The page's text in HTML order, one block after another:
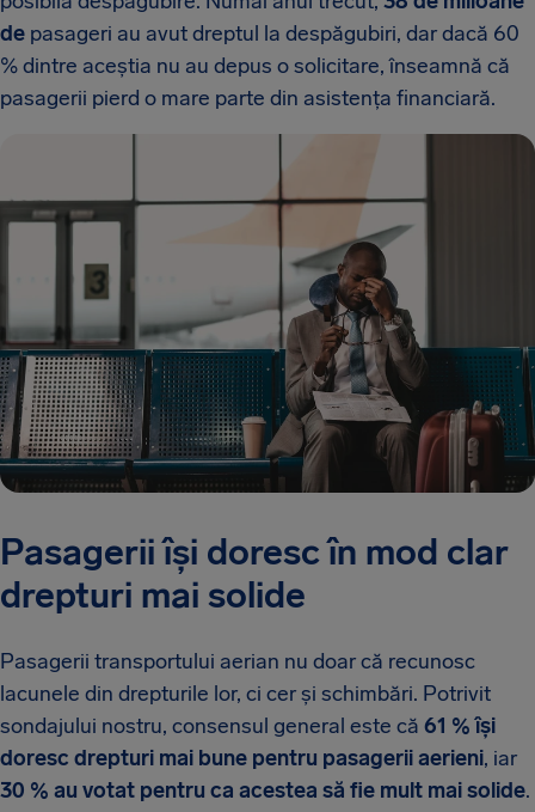
de pasageri au avut dreptul la despăgubiri, dar dacă 60
% dintre aceștia nu au depus o solicitare, înseamnă că
pasagerii pierd o mare parte din asistența financiară.
Pasagerii își doresc în mod clar
drepturi mai solide
Pasagerii transportului aerian nu doar că recunosc
lacunele din drepturile lor, ci cer și schimbări. Potrivit
sondajului nostru, consensul general este că 61 % își
doresc drepturi mai bune pentru pasagerii aerieni, iar
30 % au votat pentru ca acestea să fie mult mai solide.